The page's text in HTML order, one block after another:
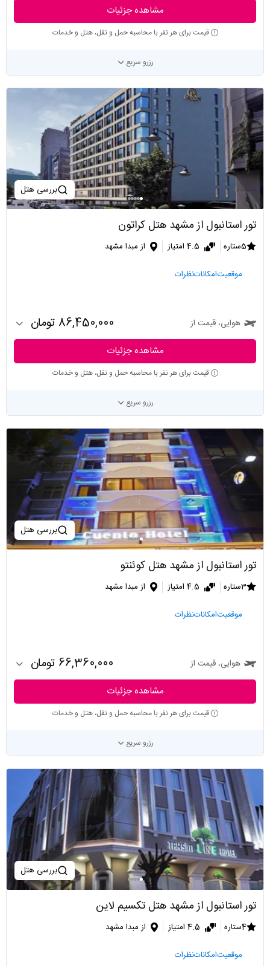
مشاهده جزئیات
قیمت برای هر نفر با محاسبه حمل و نقل، هتل و خدمات
رزرو سریع
بررسی هتل
تور استانبول از مشهد هتل کراتون
5ستاره 4.5 امتیاز از مبدا مشهد
موقعیتامکاناتنظرات
هوایی، قیمت از 86,450,000 تومان
مشاهده جزئیات
قیمت برای هر نفر با محاسبه حمل و نقل، هتل و خدمات
رزرو سریع
بررسی هتل
تور استانبول از مشهد هتل کوئنتو
3ستاره 4.5 امتیاز از مبدا مشهد
موقعیتامکاناتنظرات
هوایی، قیمت از 66,360,000 تومان
مشاهده جزئیات
قیمت برای هر نفر با محاسبه حمل و نقل، هتل و خدمات
رزرو سریع
بررسی هتل
تور استانبول از مشهد هتل تکسیم لاین
4ستاره 4.5 امتیاز از مبدا مشهد
موقعیتامکاناتنظرات